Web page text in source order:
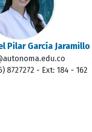
Pilar García Jaramillo
8727272 - Ext: 184 - 162